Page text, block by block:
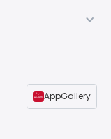
AppGallery